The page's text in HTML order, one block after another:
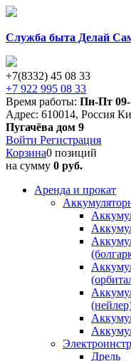
Служба быта Делай
+7(8332) 45 08 33
+7 922 995 08 33
Время работы: Пн-Пт 09-
Адрес: 610014, Россия
Пугачёва дом 9
Войти Регистрация
Корзина0 позиций
на сумму 0 руб.
Аренда и прокат
Дрель